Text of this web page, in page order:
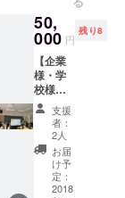
【CAM
BODIA
SOFT
TENNIS
TEAM
】をデ
ザイン
したも
のをお
送り致
しま
す。 リ
ターン
amasat
o.net）
で紹介
致しま
す。こ
ちらは
ただの
お店の
情報を
記載し
た記事
ではな
く、ど
50,
000 円
残り8
【企業
様・学
校様向
け】僕
のこれ
までの
カンボ
ジアで
のソフ
トテニ
支援
者：
2人
お届
け予
定：
2018